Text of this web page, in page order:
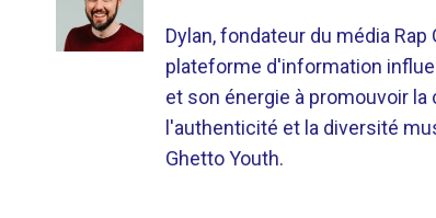
Dylan, fondateur du média
plateforme d'information
et son énergie à promouvoir
l'authenticité et la diversité
Ghetto Youth.